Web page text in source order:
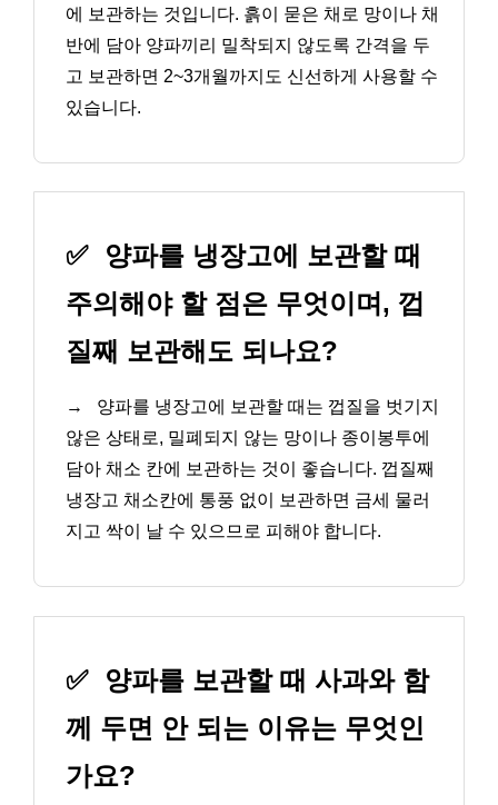
에 보관하는 것입니다. 흙이 묻은 채로 망이나 채
반에 담아 양파끼리 밀착되지 않도록 간격을 두
고 보관하면 2~3개월까지도 신선하게 사용할 수
있습니다.
✅
양파를 냉장고에 보관할 때
주의해야 할 점은 무엇이며, 껍
질째 보관해도 되나요?
→
양파를 냉장고에 보관할 때는 껍질을 벗기지
않은 상태로, 밀폐되지 않는 망이나 종이봉투에
담아 채소 칸에 보관하는 것이 좋습니다. 껍질째
냉장고 채소칸에 통풍 없이 보관하면 금세 물러
지고 싹이 날 수 있으므로 피해야 합니다.
✅
양파를 보관할 때 사과와 함
께 두면 안 되는 이유는 무엇인
가요?